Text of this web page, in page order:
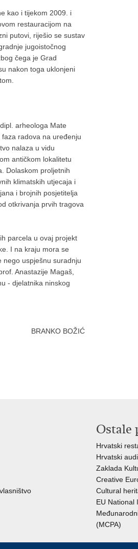
kao i tijekom 2009. i
restauracijom na
putovi, riješio se sustav
jugoistočnog
čega je Grad
nakon toga uklonjeni
arheologa Mate
radova na uređenju
nalaza u vidu
antičkom lokalitetu
Dolaskom proljetnih
klimatskih utjecaja i
i brojnih posjetitelja
otkrivanja prvih tragova
parcela u ovaj projekt
I na kraju mora se
nego uspješnu suradnju
Anastazije Magaš,
- djelatnika ninskog
BRANKO BOŽIĆ
Ostale
Hrvatski
Hrvatski
Zaklada
Creative
Cultural
EU National
(MCPA)